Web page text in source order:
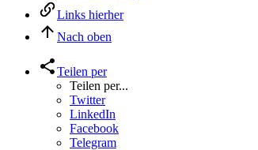
Links hierher
Nach oben
Teilen per
Teilen per...
Twitter
LinkedIn
Facebook
Telegram